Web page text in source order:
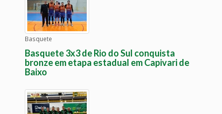
Basquete
Basquete 3x3 de Rio do Sul conquista
bronze em etapa estadual em Capivari de
Baixo